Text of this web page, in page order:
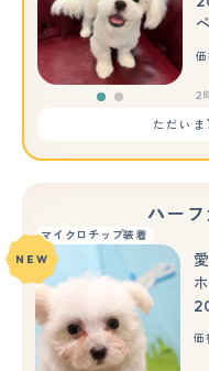
2
ただいま
ハー
マイクロチップ装着
NEW
価